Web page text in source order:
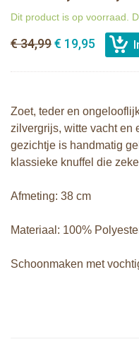
Dit product is op voorraad.
€ 34,99€ 19,95
Zoet, teder en
zilvergrijs, witte vacht en
gezichtje is handmatig
klassieke knuffel die
Afmeting: 38 cm
Materiaal: 100%
Schoonmaken met